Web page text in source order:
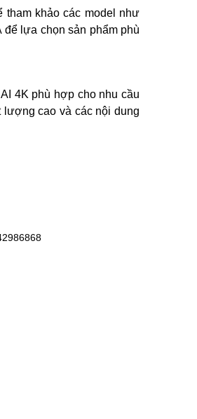
tham khảo các model như
lựa chọn sản phẩm phù
4K phù hợp cho nhu cầu
lượng cao và các nội dung